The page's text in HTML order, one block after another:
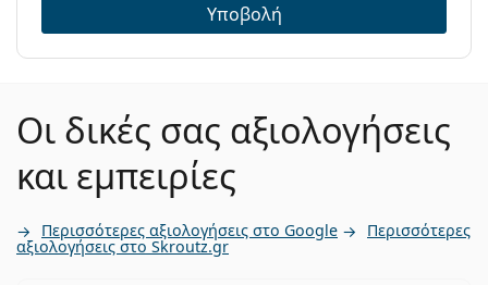
Υποβολή
Οι δικές σας αξιολογήσεις
και εμπειρίες
Περισσότερες αξιολογήσεις στο Google Περισσότερες
αξιολογήσεις στο Skroutz.gr